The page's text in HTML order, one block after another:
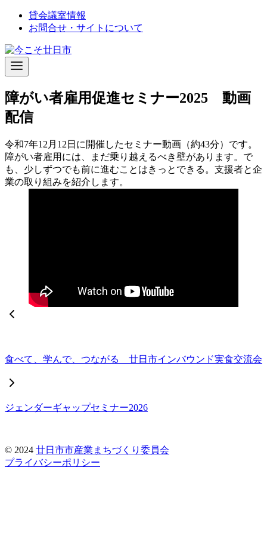
ン
ツ
へ
移
動
貸会議室情報
お問合せ・サイトについて
障がい者雇用促進セミナー2025 動画
配信
令和7年12月12日に開催したセミナー動画（約43分）です。
障がい者雇用には、まだ乗り越えるべき壁があります。で
も、少しずつでも前に進むことはきっとできる。支援者と企
業の取り組みを紹介します。
食べて、学んで、つながる 廿日市インバウンド実食交流会
ジェンダーギャップセミナー2026
© 2024 廿日市市産業まちづくり委員会
プライバシーポリシー